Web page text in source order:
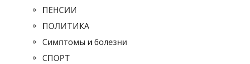
ПЕНСИИ
ПОЛИТИКА
Симптомы и болезни
СПОРТ